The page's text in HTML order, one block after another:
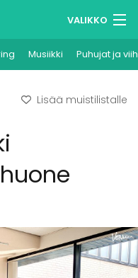
VALIKKO
Musiikki Puhujat ja
Lisää muistilistalle